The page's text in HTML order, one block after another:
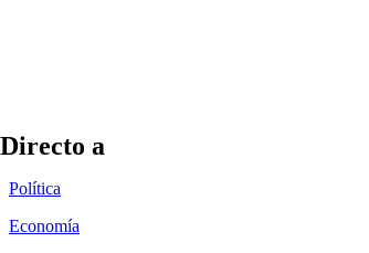
Directo a
Política
Economía